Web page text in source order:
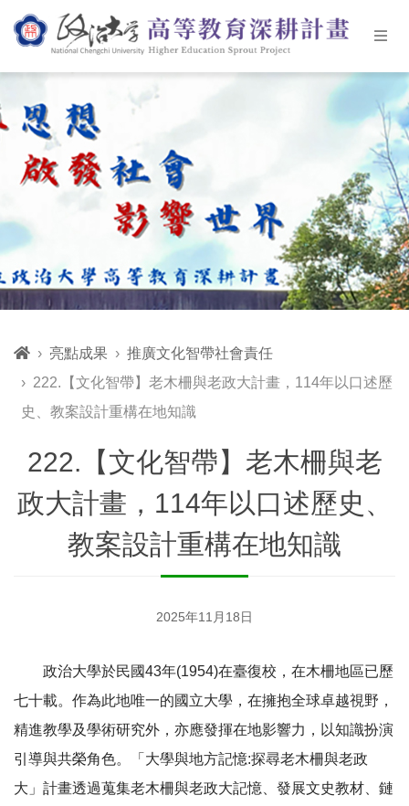
亮點成果
推廣文化智帶社會責任
222.【文化智帶】老木柵與老政大計畫，114年以口述歷
史、教案設計重構在地知識
222.【文化智帶】老木柵與老
政大計畫，114年以口述歷史、
教案設計重構在地知識
2025年11月18日
政治大學於民國43年(1954)在臺復校，在木柵地區已歷
七十載。作為此地唯一的國立大學，在擁抱全球卓越視野，
精進教學及學術研究外，亦應發揮在地影響力，以知識扮演
引導與共榮角色。「大學與地方記憶:探尋老木柵與老政
大」計畫透過蒐集老木柵與老政大記憶、發展文史教材、鏈